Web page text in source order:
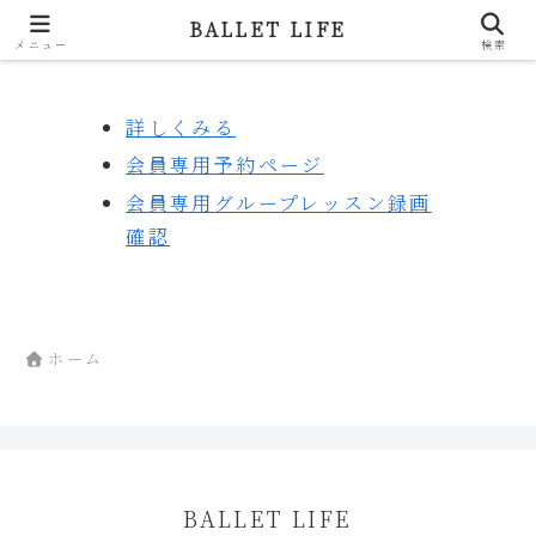
BALLET LIFE
詳しくみる
会員専用予約ページ
会員専用グループレッスン録画
確認
ホーム
BALLET LIFE
メニュー
BALLET LIFE
検索